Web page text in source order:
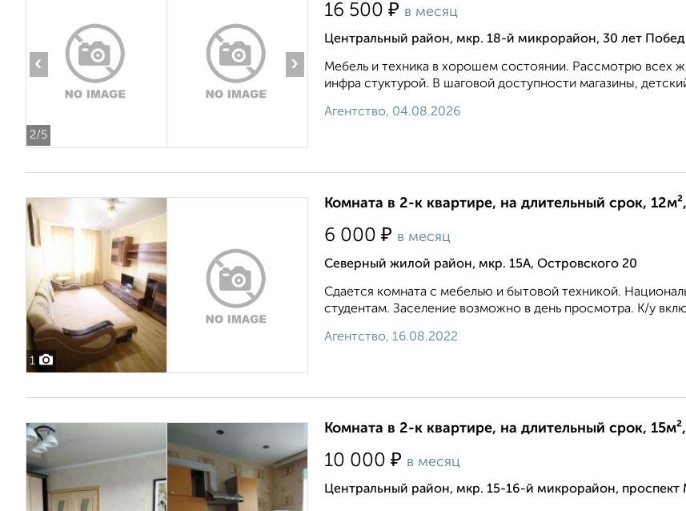
2/5
‹ ›
16 500 ₽ в месяц
Центральный район, мкр. 18-й микрорайон, 30 лет
Мебель и техника в хорошем состоянии. Рассмотрю всех
инфра стуктурой. В шаговой доступности магазины,
Агентство, 04.08.2026
1
Комната в 2-к квартире, на длительный срок,
6 000 ₽ в месяц
Северный жилой район, мкр. 15А, Островского 20
Сдается комната с мебелью и бытовой техникой.
студентам. Заселение возможно в день просмотра. К/у
Агентство, 16.08.2022
Комната в 2-к квартире, на длительный срок,
10 000 ₽ в месяц
Центральный район, мкр. 15-16-й микрорайон, проспект